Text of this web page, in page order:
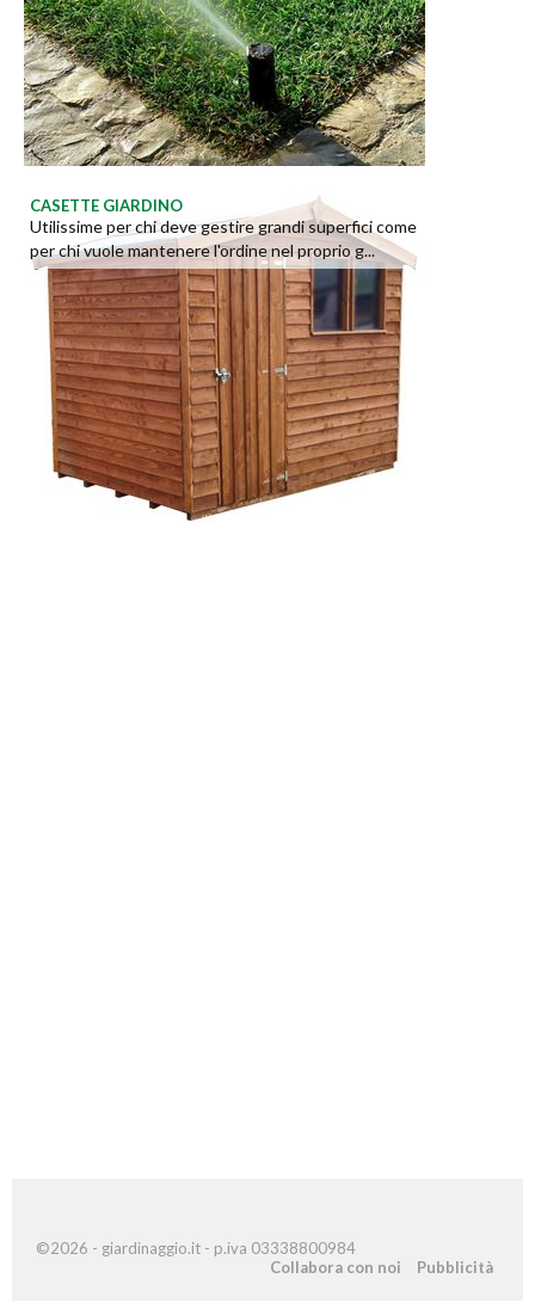
CASETTE GIARDINO
Utilissime per chi deve gestire grandi superfici come
per chi vuole mantenere l'ordine nel proprio g...
©2026 - giardinaggio.it - p.iva 03338800984
Collabora con noi
Pubblicità